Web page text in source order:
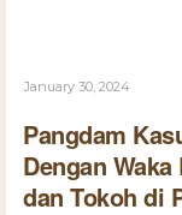
January 30, 2024
Pangdam
Dengan
dan Tokoh di